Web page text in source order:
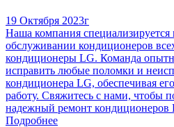
19 Октября 2023г
Наша компания специализируется
обслуживании кондиционеров
кондиционеры LG. Команда
исправить любые поломки и
кондиционера LG, обеспечивая
работу. Свяжитесь с нами, чтобы
надежный ремонт
Подробнее